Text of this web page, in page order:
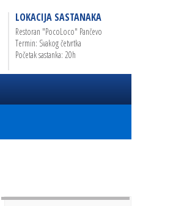
LOKACIJA SASTANAKA
Restoran "PocoLoco" Pančevo
Termin: Svakog četvrtka
Početak sastanka: 20h